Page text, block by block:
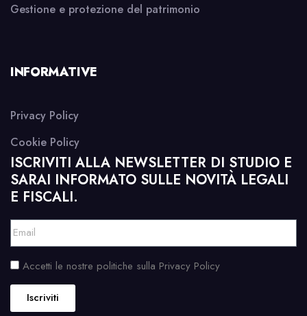
Gestione e protezione del patrimonio
INFORMATIVE
Privacy Policy
Cookie Policy
ISCRIVITI ALLA NEWSLETTER DI STUDIO E
SARAI INFORMATO SULLE NOVITÀ LEGALI
E FISCALI.
Accetti le nostre politiche sulla Privacy Policy
Iscriviti